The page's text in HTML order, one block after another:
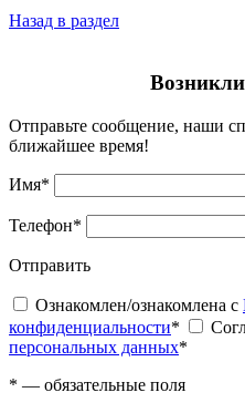
Назад в раздел
Отправьте сообщение, наши
ближайшее время!
Имя*
Телефон*
Отправить
Ознакомлен/ознакомлена с
конфиденциальности*
персональных данных*
* — обязательные поля